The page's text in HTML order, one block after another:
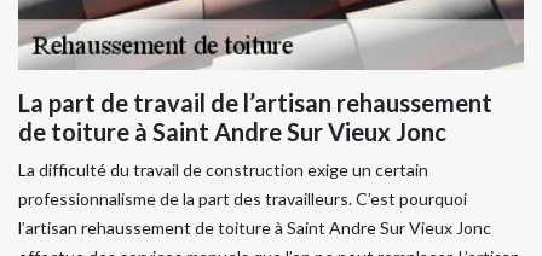
La part de travail de l’artisan rehaussement
de toiture à Saint Andre Sur Vieux Jonc
La difficulté du travail de construction exige un certain
professionnalisme de la part des travailleurs. C’est pourquoi
l’artisan rehaussement de toiture à Saint Andre Sur Vieux Jonc